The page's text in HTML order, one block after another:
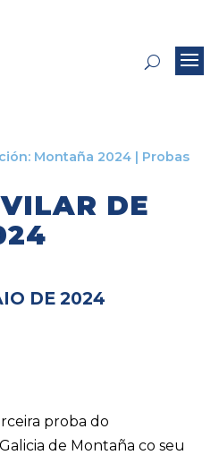
Montaña 2024 | Probas
DE
DE 2024
proba do
de Montaña co seu